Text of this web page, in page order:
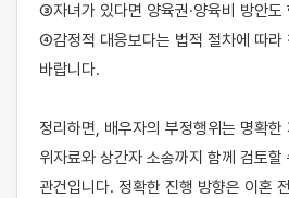
③자녀가 있다면 양육권·양육비 방안도
④감정적 대응보다는 법적 절차에 따라
바랍니다.
정리하면, 배우자의 부정행위는 명확한
위자료와 상간자 소송까지 함께 검토
관건입니다. 정확한 진행 방향은 이혼